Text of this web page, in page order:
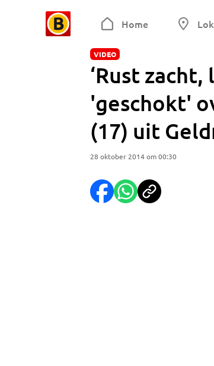
Home
VIDEO
‘Rust
'geschokt'
(17) uit
28 oktober 2014 om 00:30